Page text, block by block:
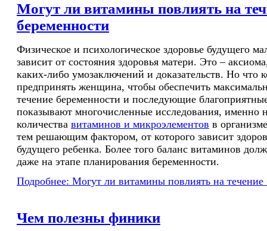
Могут ли витамины повлиять на
беременности
Физическое и психологическое здоровье будущего
зависит от состояния здоровья матери. Это –
каких-либо умозаключений и доказательств. Но что
предпринять женщина, чтобы обеспечить
течение беременности и последующие
показывают многочисленные исследования, именно
количества витаминов и микроэлементов в
тем решающим фактором, от которого зависит
будущего ребенка. Более того баланс витаминов
даже на этапе планирования беременности.
Подробнее: Могут ли витамины повлиять на течение
Чем полезны финики